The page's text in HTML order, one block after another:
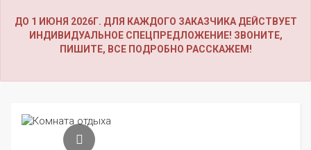
ДО 1 ИЮНЯ 2026Г. ДЛЯ КАЖДОГО ЗАКАЗЧИКА ДЕЙСТВУЕТ
ИНДИВИДУАЛЬНОЕ СПЕЦПРЕДЛОЖЕНИЕ! ЗВОНИТЕ,
ПИШИТЕ, ВСЕ ПОДРОБНО РАССКАЖЕМ!